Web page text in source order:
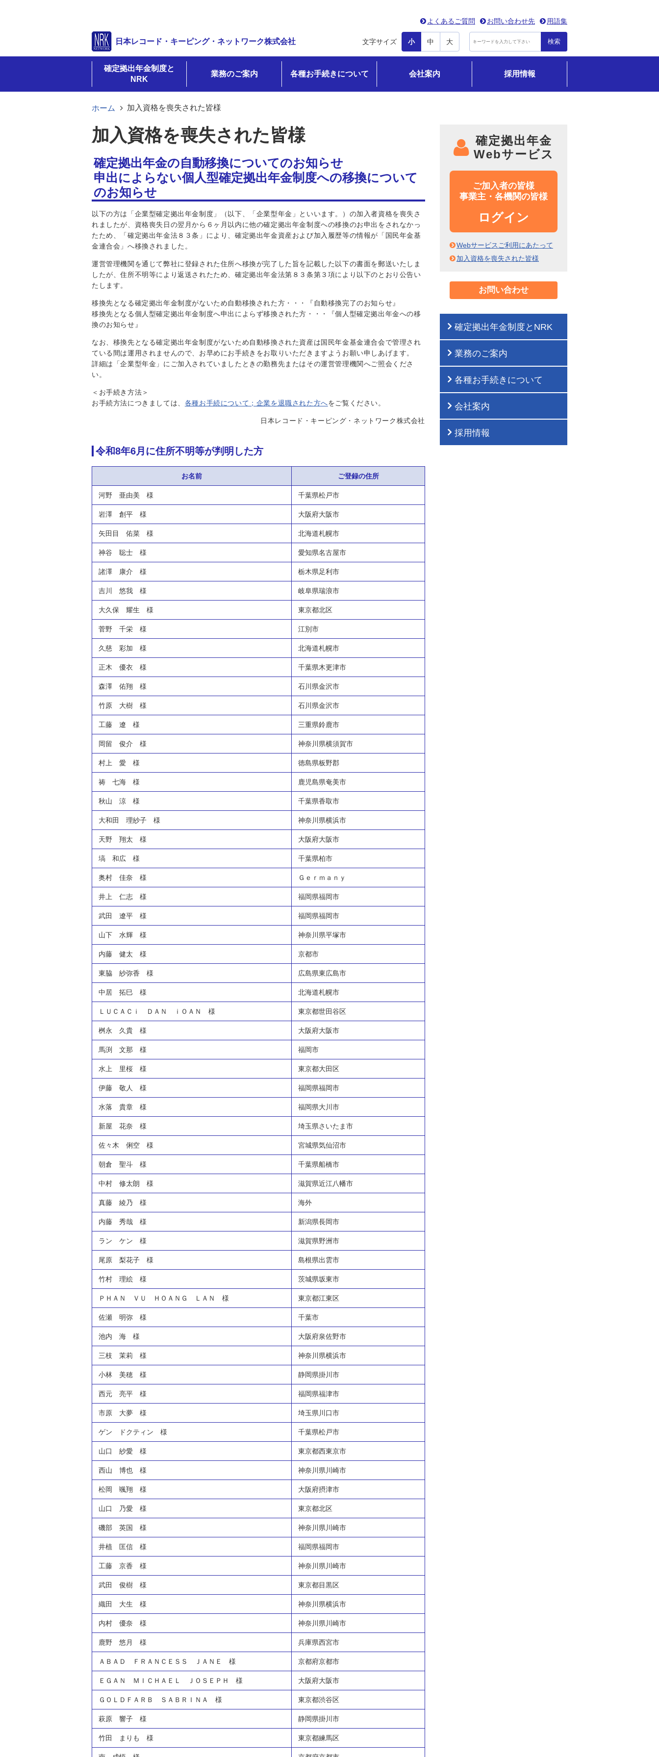
よくあるご質問 お問い合わせ先 用語集
日本レコード・キーピング・ ネットワーク株式会社 文字サイズ 小 中 大 検索
確定拠出年金制度と
NRK
業務のご案内 各種お手続きについて 会社案内 採用情報
ホーム 加入資格を喪失された皆様
加入資格を喪失された皆様
確定拠出年金の自動移換についてのお知らせ
申出によらない個人型確定拠出年金制度への移換について
のお知らせ
以下の方は「企業型確定拠出年金制度」（以下、「企業型年金」といいます。）の加入者資格を喪失さ
れましたが、資格喪失日の翌月から６ヶ月以内に他の確定拠出年金制度への移換のお申出をされなかっ
たため、「確定拠出年金法８３条」により、確定拠出年金資産および加入履歴等の情報が「国民年金基
金連合会」へ移換されました。
運営管理機関を通じて弊社に登録された住所へ移換が完了した旨を記載した以下の書面を郵送いたしま
したが、住所不明等により返送されたため、確定拠出年金法第８３条第３項により以下のとおり公告い
たします。
移換先となる確定拠出年金制度がないため自動移換された方・・・『自動移換完了のお知らせ』
移換先となる個人型確定拠出年金制度へ申出によらず移換された方・・・『個人型確定拠出年金への移
換のお知らせ』
なお、移換先となる確定拠出年金制度がないため自動移換された資産は国民年金基金連合会で管理され
ている間は運用されませんので、お早めにお手続きをお取りいただきますようお願い申しあげます。
詳細は「企業型年金」にご加入されていましたときの勤務先またはその運営管理機関へご照会くださ
い。
＜お手続き方法＞
お手続方法につきましては、 各種お手続について；企業を退職された方へをご覧ください。
日本レコード・キーピング・ネットワーク株式会社
令和8年6月に住所不明等が判明した方
お名前 ご登録の住所
河野 亜由美 様 千葉県松戸市
岩澤 創平 様 大阪府大阪市
矢田目 佑菜 様 北海道札幌市
神谷 聡士 様 愛知県名古屋市
諸澤 康介 様 栃木県足利市
吉川 悠我 様 岐阜県瑞浪市
大久保 耀生 様 東京都北区
菅野 千栄 様 江別市
久慈 彩加 様 北海道札幌市
正木 優衣 様 千葉県木更津市
森澤 佑翔 様 石川県金沢市
竹原 大樹 様 石川県金沢市
工藤 遼 様 三重県鈴鹿市
岡留 俊介 様 神奈川県横須賀市
村上 愛 様 徳島県板野郡
祷 七海 様 鹿児島県奄美市
秋山 涼 様 千葉県香取市
大和田 理紗子 様 神奈川県横浜市
天野 翔太 様 大阪府大阪市
塙 和広 様 千葉県柏市
奥村 佳奈 様 Ｇｅｒｍａｎｙ
井上 仁志 様 福岡県福岡市
武田 遼平 様 福岡県福岡市
山下 水輝 様 神奈川県平塚市
内藤 健太 様 京都市
東脇 紗弥香 様 広島県東広島市
中居 拓巳 様 北海道札幌市
ＬＵＣＡＣｉ ＤＡＮ ｉＯＡＮ 様 東京都世田谷区
桝永 久貴 様 大阪府大阪市
馬渕 文那 様 福岡市
水上 里桜 様 東京都大田区
伊藤 敬人 様 福岡県福岡市
水落 貴章 様 福岡県大川市
新屋 花奈 様 埼玉県さいたま市
佐々木 俐空 様 宮城県気仙沼市
朝倉 聖斗 様 千葉県船橋市
中村 修太朗 様 滋賀県近江八幡市
真藤 綾乃 様 海外
内藤 秀哉 様 新潟県長岡市
ラン ケン 様 滋賀県野洲市
尾原 梨花子 様 島根県出雲市
竹村 理絵 様 茨城県坂東市
ＰＨＡＮ ＶＵ ＨＯＡＮＧ ＬＡＮ 様 東京都江東区
佐瀬 明弥 様 千葉市
池内 海 様 大阪府泉佐野市
三枝 茉莉 様 神奈川県横浜市
小林 美穂 様 静岡県掛川市
西元 亮平 様 福岡県福津市
市原 大夢 様 埼玉県川口市
ゲン ドクティン 様 千葉県松戸市
山口 紗愛 様 東京都西東京市
西山 博也 様 神奈川県川崎市
松岡 颯翔 様 大阪府摂津市
山口 乃愛 様 東京都北区
磯部 英国 様 神奈川県川崎市
井植 匡信 様 福岡県福岡市
工藤 京香 様 神奈川県川崎市
武田 俊樹 様 東京都目黒区
織田 大生 様 神奈川県横浜市
内村 優奈 様 神奈川県川崎市
鹿野 悠月 様 兵庫県西宮市
ＡＢＡＤ ＦＲＡＮＣＥＳＳ ＪＡＮＥ 様 京都府京都市
ＥＧＡＮ ＭＩＣＨＡＥＬ ＪＯＳＥＰＨ 様 大阪府大阪市
ＧＯＬＤＦＡＲＢ ＳＡＢＲＩＮＡ 様 東京都渋谷区
萩原 響子 様 静岡県掛川市
竹田 まりも 様 東京都練馬区
確定拠出年金
Webサービス
ご加入者の皆様
事業主・各機関の皆様
ログイン
Webサービスご利用にあたって
加入資格を喪失された皆様
お問い合わせ
確定拠出年金制度とNRK
業務のご案内
各種お手続きについて
会社案内
採用情報